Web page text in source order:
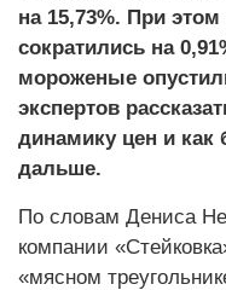
на 15,73%. При
сократились на
мороженые
экспертов
динамику цен и как
дальше.
По словам Дениса
компании
«мясном